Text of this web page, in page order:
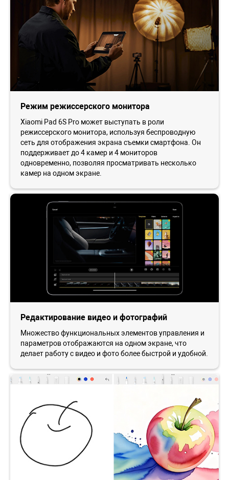
Режим режиссерского монитора
Xiaomi Pad 6S Pro может выступать в роли
режиссерского монитора, используя беспроводную
сеть для отображения экрана съемки смартфона. Он
поддерживает до 4 камер и 4 мониторов
одновременно, позволяя просматривать несколько
камер на одном экране.
Редактирование видео и фотографий
Множество функциональных элементов управления и
параметров отображаются на одном экране, что
делает работу с видео и фото более быстрой и удобной.